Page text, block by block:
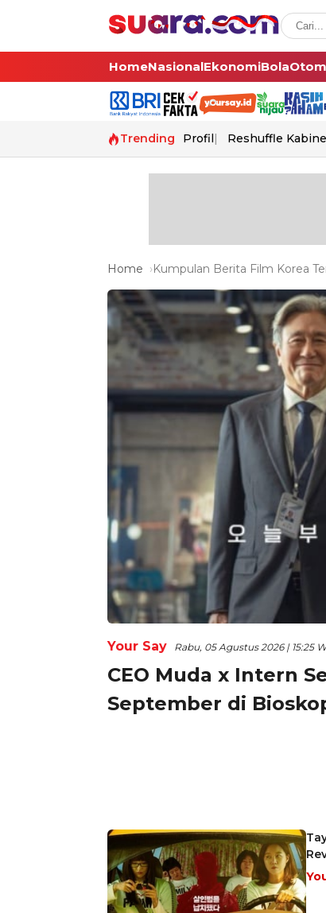
HomeNasionalEkonomiBola
Trending Profil Reshuffle
Home Kumpulan Berita Film Korea
Your Say Rabu, 05 Agustus 2026 | 15:25
CEO Muda x Intern
September di